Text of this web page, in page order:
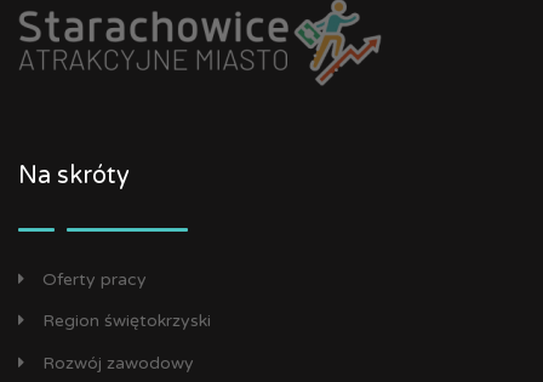
Na skróty
Oferty pracy
Region świętokrzyski
Rozwój zawodowy